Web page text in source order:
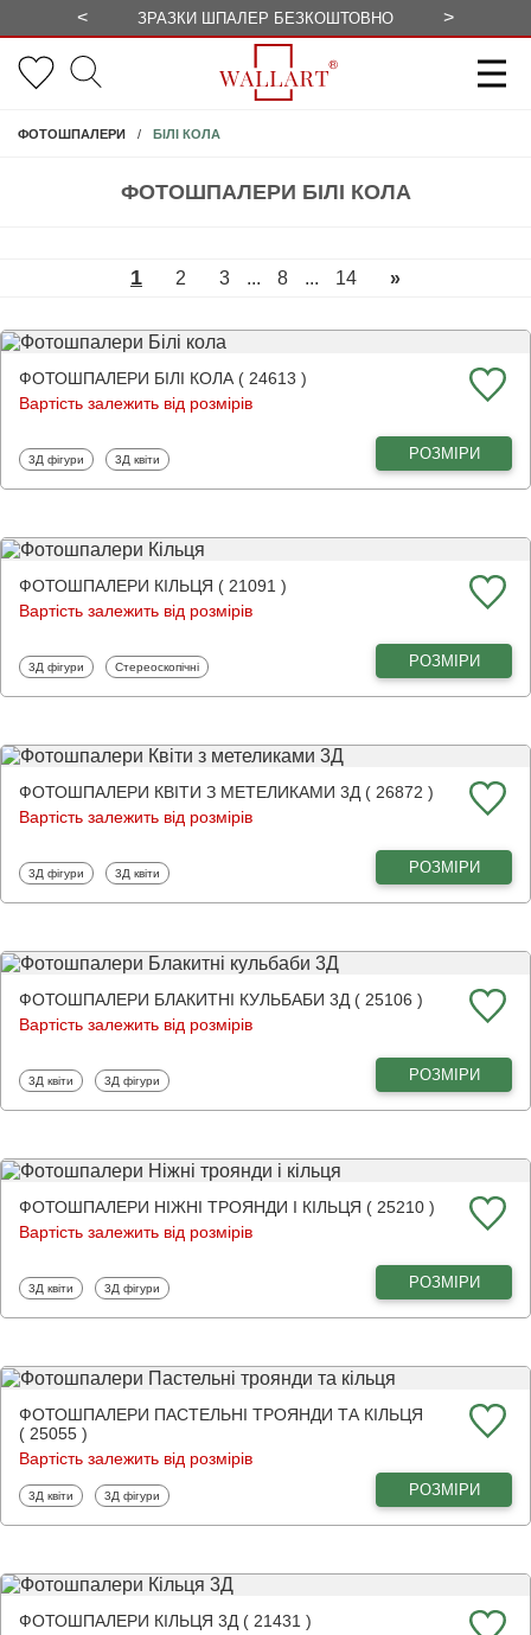
< ЗРАЗКИ ШПАЛЕР БЕЗКОШТОВНО >
ФОТОШПАЛЕРИ БІЛІ КОЛА
ФОТОШПАЛЕРИ БІЛІ КОЛА
1 2 3 ... 8 ... 14 »
ФОТОШПАЛЕРИ БІЛІ КОЛА ( 24613 )
Вартість залежить від розмірів
Фотошпалери
3Д фігури Фотошпалери
3Д квіти РОЗМІРИ
ФОТОШПАЛЕРИ КІЛЬЦЯ ( 21091 )
Вартість залежить від розмірів
Фотошпалери
3Д фігури Фотошпалери
Стереоскопічні РОЗМІРИ
ФОТОШПАЛЕРИ КВІТИ З МЕТЕЛИКАМИ 3Д ( 26872 )
Вартість залежить від розмірів
Фотошпалери
3Д фігури Фотошпалери
3Д квіти РОЗМІРИ
ФОТОШПАЛЕРИ БЛАКИТНІ КУЛЬБАБИ 3Д ( 25106 )
Вартість залежить від розмірів
Фотошпалери
3Д квіти Фотошпалери
3Д фігури РОЗМІРИ
ФОТОШПАЛЕРИ НІЖНІ ТРОЯНДИ І КІЛЬЦЯ ( 25210 )
Вартість залежить від розмірів
Фотошпалери
3Д квіти Фотошпалери
3Д фігури РОЗМІРИ
ФОТОШПАЛЕРИ ПАСТЕЛЬНІ ТРОЯНДИ ТА КІЛЬЦЯ
( 25055 )
Вартість залежить від розмірів
Фотошпалери
3Д квіти Фотошпалери
3Д фігури РОЗМІРИ
ФОТОШПАЛЕРИ КІЛЬЦЯ 3Д ( 21431 )